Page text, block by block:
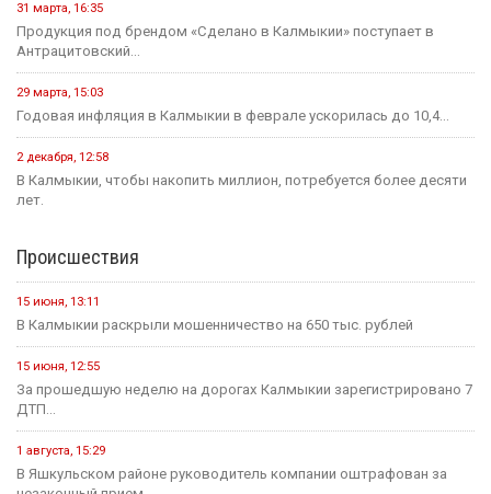
31 марта, 16:35
Продукция под брендом «Сделано в Калмыкии» поступает в
Антрацитовский...
29 марта, 15:03
Годовая инфляция в Калмыкии в феврале ускорилась до 10,4...
2 декабря, 12:58
В Калмыкии, чтобы накопить миллион, потребуется более десяти
лет.
Происшествия
15 июня, 13:11
В Калмыкии раскрыли мошенничество на 650 тыс. рублей
15 июня, 12:55
За прошедшую неделю на дорогах Калмыкии зарегистрировано 7
ДТП...
1 августа, 15:29
В Яшкульском районе руководитель компании оштрафован за